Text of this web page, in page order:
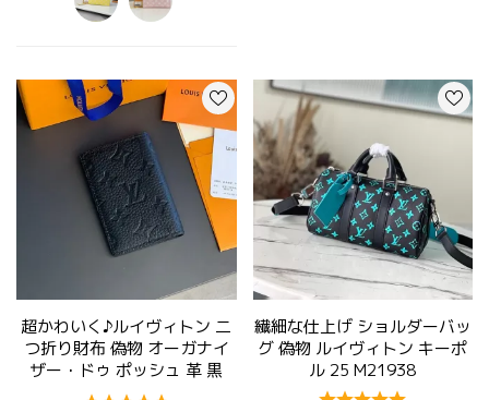
超かわいく♪ルイヴィトン 二
つ折り財布 偽物 オーガナイ
ザー・ドゥ ポッシュ 革 黒
M69044
繊細な仕上げ ショルダーバッ
グ 偽物 ルイヴィトン キーポ
ル 25 M21938